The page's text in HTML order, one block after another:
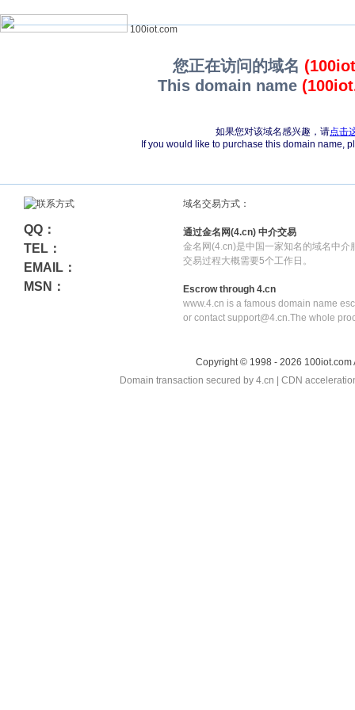
100iot.com
您正在访问的域名
This domain name
如果您对该域名感兴趣，请点击
If you would like to purchase this domain name,
QQ：
TEL：
EMAIL：
MSN：
域名交易方式：
通过金名网(4.cn) 中介交易
金名网(4.cn)是中国一家知名的域名中介
交易过程大概需要5个工作日。
Escrow through 4.cn
www.4.cn is a famous domain name
or contact support@4.cn.The whole
Copyright © 1998 - 2026 100iot.com
Domain transaction secured by 4.cn | CDN